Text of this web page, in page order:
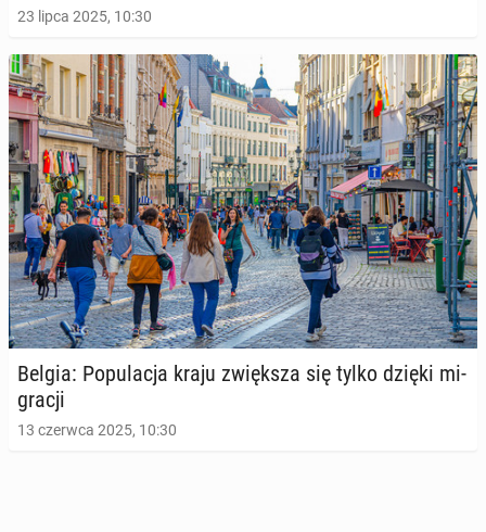
23 lipca 2025, 10:30
Belgia: Po­pu­la­cja kraju zwięk­sza się tylko dzięki mi­
gra­cji
13 czerwca 2025, 10:30